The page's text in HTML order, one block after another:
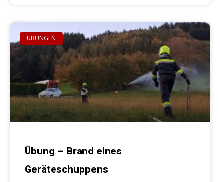
ÜBUNGEN
Übung – Brand eines
Geräteschuppens